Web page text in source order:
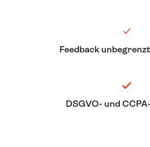
Feedback
DSGVO- und